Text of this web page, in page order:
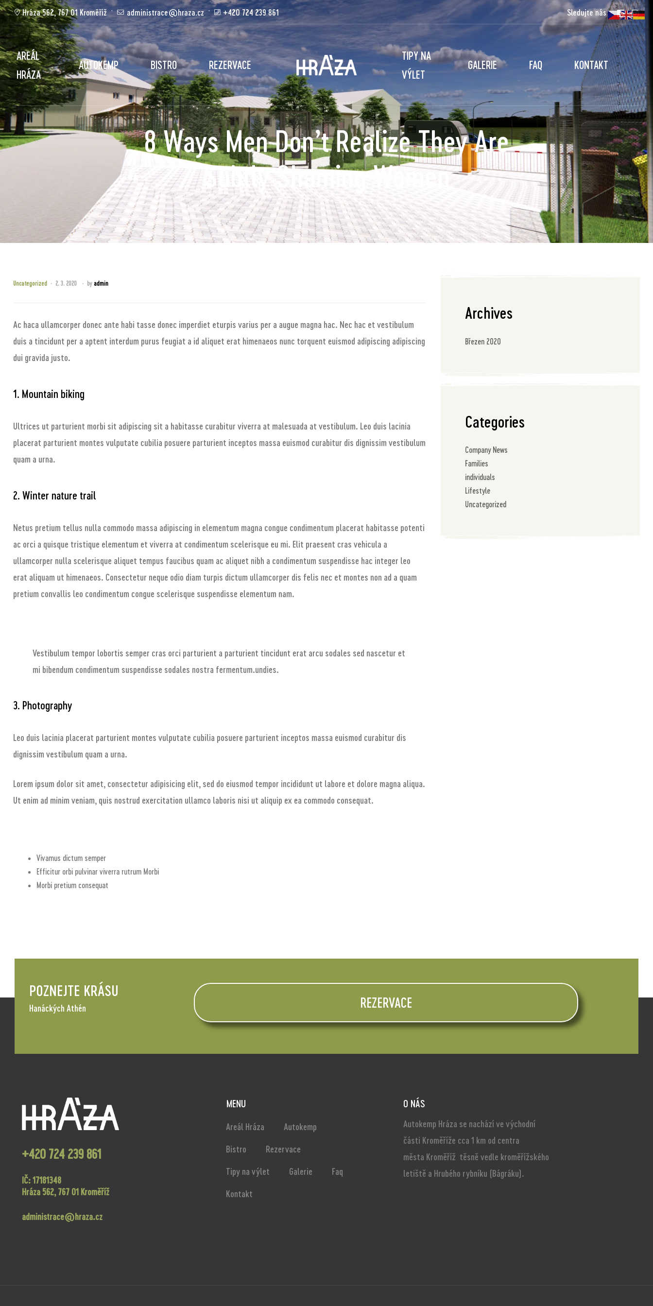
Hráza 562, 767 01 Kroměříž administrace@hraza.cz +420 724 239 861 Sledujte nás
AREÁL
HRÁZA
AUTOKEMP BISTRO REZERVACE
TIPY NA
VÝLET
GALERIE FAQ KONTAKT
8 Ways Men Don’t Realize They Are
Subtly Shaming Women
Uncategorized 2. 3. 2020 by admin
Ac haca ullamcorper donec ante habi tasse donec imperdiet eturpis varius per a augue magna hac. Nec hac et vestibulum
duis a tincidunt per a aptent interdum purus feugiat a id aliquet erat himenaeos nunc torquent euismod adipiscing adipiscing
dui gravida justo.
1. Mountain biking
Ultrices ut parturient morbi sit adipiscing sit a habitasse curabitur viverra at malesuada at vestibulum. Leo duis lacinia
placerat parturient montes vulputate cubilia posuere parturient inceptos massa euismod curabitur dis dignissim vestibulum
quam a urna.
2. Winter nature trail
Netus pretium tellus nulla commodo massa adipiscing in elementum magna congue condimentum placerat habitasse potenti
ac orci a quisque tristique elementum et viverra at condimentum scelerisque eu mi. Elit praesent cras vehicula a
ullamcorper nulla scelerisque aliquet tempus faucibus quam ac aliquet nibh a condimentum suspendisse hac integer leo
erat aliquam ut himenaeos. Consectetur neque odio diam turpis dictum ullamcorper dis felis nec et montes non ad a quam
pretium convallis leo condimentum congue scelerisque suspendisse elementum nam.
Vestibulum tempor lobortis semper cras orci parturient a parturient tincidunt erat arcu sodales sed nascetur et
mi bibendum condimentum suspendisse sodales nostra fermentum.undies.
3. Photography
Leo duis lacinia placerat parturient montes vulputate cubilia posuere parturient inceptos massa euismod curabitur dis
dignissim vestibulum quam a urna.
Lorem ipsum dolor sit amet, consectetur adipisicing elit, sed do eiusmod tempor incididunt ut labore et dolore magna aliqua.
Ut enim ad minim veniam, quis nostrud exercitation ullamco laboris nisi ut aliquip ex ea commodo consequat.
Vivamus dictum semper
Efficitur orbi pulvinar viverra rutrum Morbi
Morbi pretium consequat
Archives
Březen 2020
Categories
Company News
Families
individuals
Lifestyle
Uncategorized
POZNEJTE KRÁSU
Hanáckých Athén REZERVACE
+420 724 239 861
IČ: 17181348
Hráza 562, 767 01 Kroměříž
administrace@hraza.cz
MENU
Areál Hráza
Autokemp
Bistro
Rezervace
Tipy na výlet
Galerie
Faq
Kontakt
O NÁS
Autokemp Hráza se nachází ve východní
části Kroměříže cca 1 km od centra
města Kroměříž těsně vedle kroměřížského
letiště a Hrubého rybníku (Bágráku).